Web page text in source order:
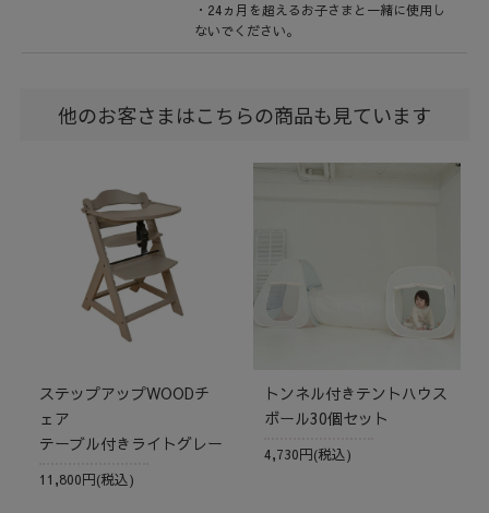
・24ヵ月を超えるお子さまと一緒に使用し
ないでください。
他のお客さまはこちらの商品も見ています
ステップアップWOODチ
ェア
テーブル付きライトグレー
11,800円(税込)
トンネル付きテントハウス
ボール30個セット
4,730円(税込)